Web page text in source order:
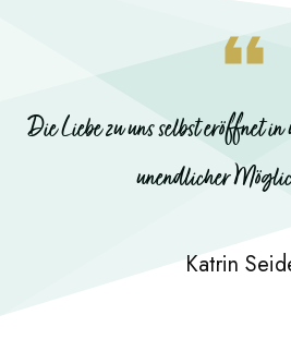
Die Liebe zu uns selbst eröffnet
unendlicher
Katrin